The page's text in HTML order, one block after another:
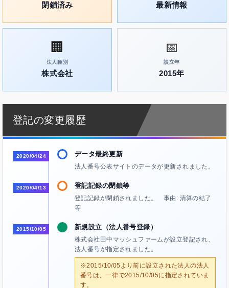
閉鎖済み 最新情報
🏢
法人種別
株式会社
📅
設立年
2015年
登記の変更履歴
2020/04/24 データ最終更新
法人番号公表サイトのデータが更新されました。
2020/04/13 登記記録の閉鎖等
登記記録が閉鎖されました。 事由: 清算の結了
等
2015/10/05 新規設立（法人番号登録）
株式会社田中マッシュファームが設立登記され、
法人番号が指定されました。
※2015/10/05より前に設立された法人の法人
番号は、一律で2015/10/05に指定されていま
す。